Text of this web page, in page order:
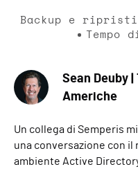
Backup e
Sean Deuby
Americhe
Un collega di Semperis
una conversazione con il
ambiente Active